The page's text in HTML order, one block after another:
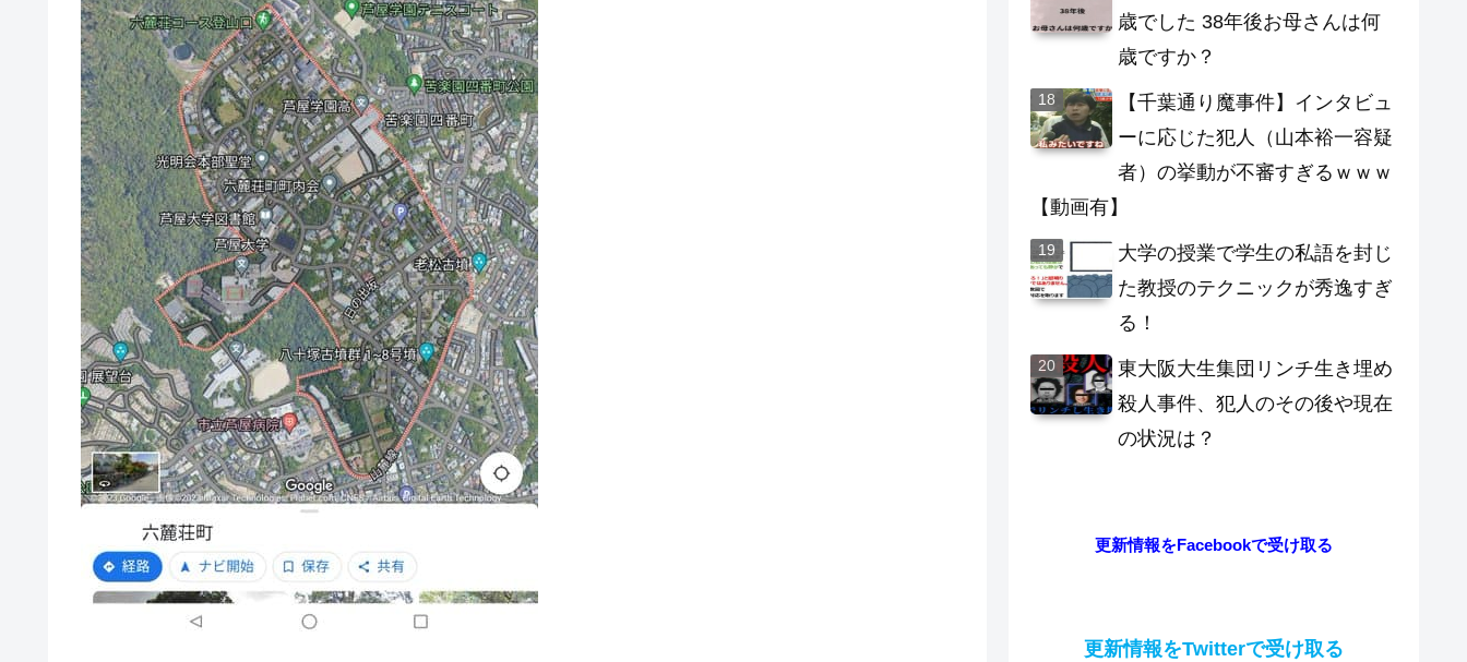
歳でした 38年後お母さんは何
歳ですか？
【千葉通り魔事件】インタビュ
ーに応じた犯人（山本裕一容疑
者）の挙動が不審すぎるｗｗｗ
【動画有】
大学の授業で学生の私語を封じ
た教授のテクニックが秀逸すぎ
る！
東大阪大生集団リンチ生き埋め
殺人事件、犯人のその後や現在
の状況は？
更新情報をFacebookで受け取る
更新情報をTwitterで受け取る